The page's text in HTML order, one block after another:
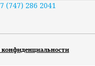
(747) 286 2041